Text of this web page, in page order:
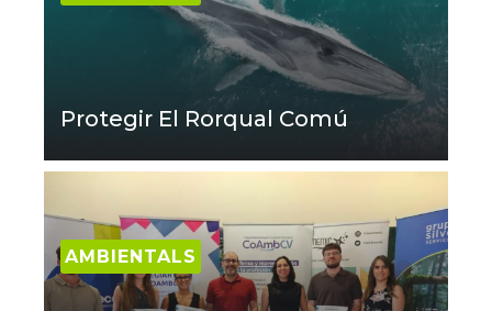
Protegir El Rorqual Comú
AMBIENTALS